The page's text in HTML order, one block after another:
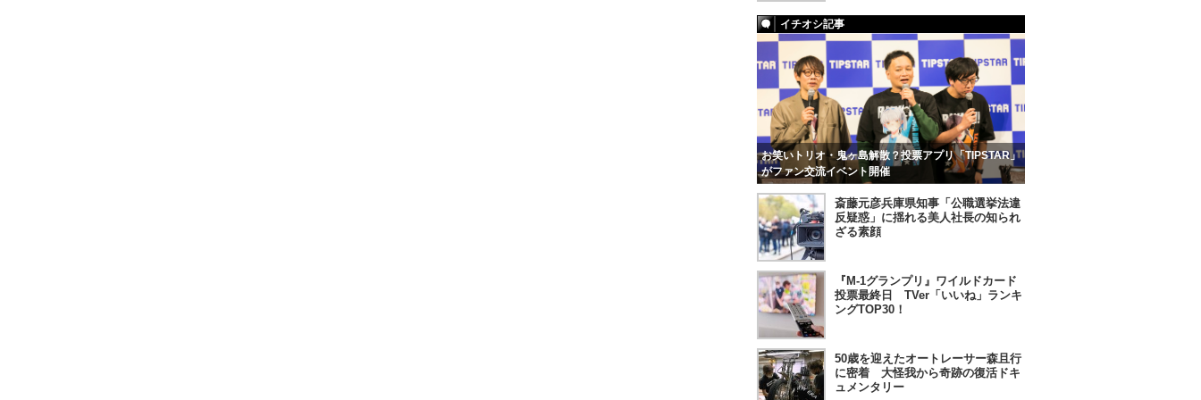
イチオシ記事
お笑いトリオ・鬼ヶ島解散？投票アプリ「TIPSTAR」
がファン交流イベント開催
斎藤元彦兵庫県知事「公職選挙法違
反疑惑」に揺れる美人社長の知られ
ざる素顔
『M-1グランプリ』ワイルドカード
投票最終日 TVer「いいね」ランキ
ングTOP30！
50歳を迎えたオートレーサー森且行
に密着 大怪我から奇跡の復活ドキ
ュメンタリー